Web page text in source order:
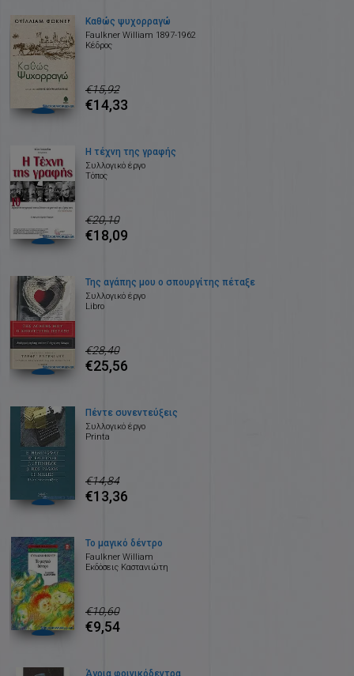
Καθώς ψυχορραγώ
Faulkner William 1897-1962
Κέδρος
€15,92
€14,33
Η τέχνη της γραφής
Συλλογικό έργο
Τόπος
€20,10
€18,09
Της αγάπης μου ο σπουργίτης πέταξε
Συλλογικό έργο
Libro
€28,40
€25,56
Πέντε συνεντεύξεις
Συλλογικό έργο
Printa
€14,84
€13,36
Το μαγικό δέντρο
Faulkner William
Εκδόσεις Καστανιώτη
€10,60
€9,54
Άγρια φοινικόδεντρα